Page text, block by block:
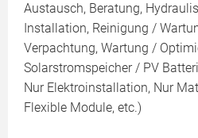
Austausch, Beratung,
Installation, Reinigung /
Verpachtung, Wartung /
Solarstromspeicher / PV
Nur Elektroinstallation, Nur
Flexible Module, etc.)